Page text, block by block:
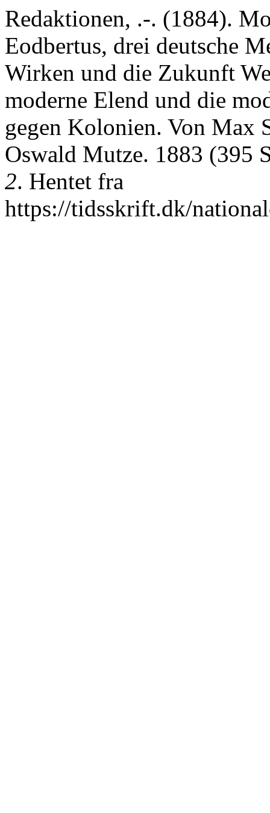
Redaktionen, .-. (1884).
Eodbertus, drei deutsche
Wirken und die Zukunft
moderne Elend und die
gegen Kolonien. Von Max
Oswald Mutze. 1883 (395
2. Hentet fra
https://tidsskrift.dk/